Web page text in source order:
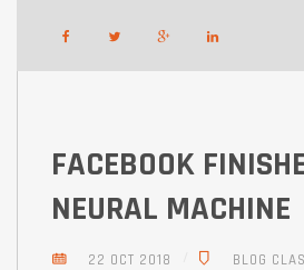
FACEBOOK
NEURAL MACHINE
22 OCT 2018 BLOG